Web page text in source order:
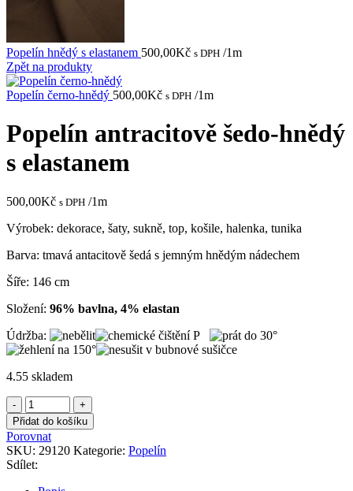
Popelín hnědý s elastanem 500,00Kč s DPH /1m
Zpět na produkty
Popelín černo-hnědý 500,00Kč s DPH /1m
Popelín antracitově šedo-hnědý
s elastanem
500,00Kč s DPH /1m
Výrobek: dekorace, šaty, sukně, top, košile, halenka, tunika
Barva: tmavá antacitově šedá s jemným hnědým nádechem
Šíře: 146 cm
Složení: 96% bavlna, 4% elastan
Údržba:
4.55 skladem
Popelín
antracitově
šedo-
hnědý
s
elastanem
množství
Přidat do košíku
Porovnat
SKU: 29120 Kategorie: Popelín
Sdílet: